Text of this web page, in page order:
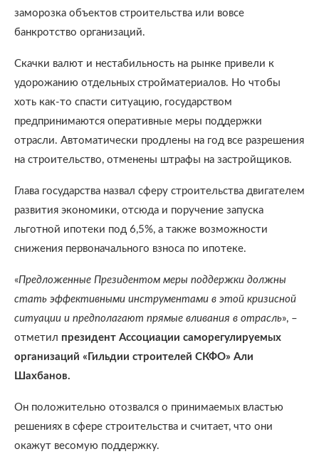
заморозка объектов строительства или вовсе
банкротство организаций.
Скачки валют и нестабильность на рынке привели к
удорожанию отдельных стройматериалов. Но чтобы
хоть как-то спасти ситуацию, государством
предпринимаются оперативные меры поддержки
отрасли. Автоматически продлены на год все разрешения
на строительство, отменены штрафы на застройщиков.
Глава государства назвал сферу строительства двигателем
развития экономики, отсюда и поручение запуска
льготной ипотеки под 6,5%, а также возможности
снижения первоначального взноса по ипотеке.
«Предложенные Президентом меры поддержки должны
стать эффективными инструментами в этой кризисной
ситуации и предполагают прямые вливания в отрасль», –
отметил президент Ассоциации саморегулируемых
организаций «Гильдии строителей СКФО» Али
Шахбанов.
Он положительно отозвался о принимаемых властью
решениях в сфере строительства и считает, что они
окажут весомую поддержку.